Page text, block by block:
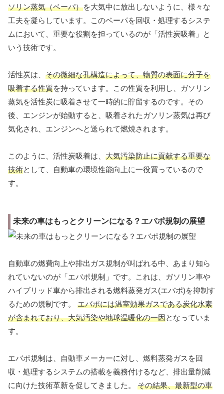
ソリン蒸気（ベーパ）を大気中に放出しないように、様々な
工夫を凝らしています。このベーパを回収・処理するシステ
ムにおいて、重要な役割を担っているのが「活性炭吸着」と
いう技術です。
活性炭は、 その微細な孔構造によって、物質の表面に分子を
吸着する性質を持っています。この性質を利用し、ガソリン
蒸気を活性炭に吸着させて一時的に貯留するのです。その
後、エンジンが始動すると、吸着されたガソリン蒸気は再び
気化され、エンジンへと送られて燃焼されます。
このように、活性炭吸着は、 大気汚染防止に貢献する重要な
技術として、自動車の環境性能向上に一役買っているので
す。
未来の車はもっとクリーンになる？エバポ規制の展望
自動車の燃費向上や排出ガス規制が叫ばれる中、あまり知ら
れていないのが「エバポ規制」です。これは、ガソリン車や
ハイブリッド車から排出される燃料蒸発ガス(エバポ)を抑制す
るための規制です。 エバポには温室効果ガスである炭化水素
が含まれており、大気汚染や地球温暖化の一因となっていま
す。
エバポ規制は、自動車メーカーに対し、燃料蒸発ガスを回
収・処理するシステムの搭載を義務付けるなど、排出量削減
に向けた技術革新を促してきました。 その結果、最新型の車